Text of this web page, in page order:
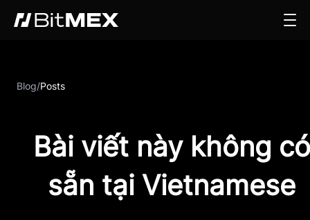
Blog/Posts
Bài viết này không có
sẵn tại Vietnamese